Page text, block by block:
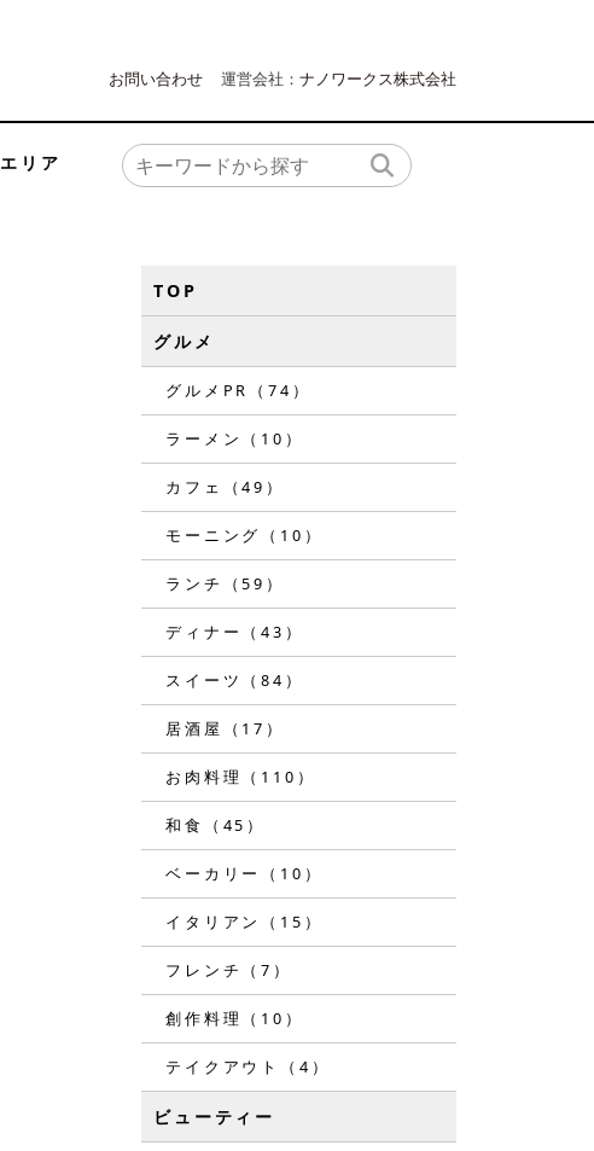
お問い合わせ 運営会社： ナノワークス株式会社
エリア
TOP
グルメ
グルメPR（74）
ラーメン（10）
カフェ（49）
モーニング（10）
ランチ（59）
ディナー（43）
スイーツ（84）
居酒屋（17）
お肉料理（110）
和食（45）
ベーカリー（10）
イタリアン（15）
フレンチ（7）
創作料理（10）
テイクアウト（4）
ビューティー